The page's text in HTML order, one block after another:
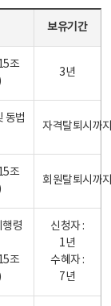
보유기간
조
3년
동법
자격탈퇴시까
조
회원탈퇴시까
령
조
신청자 :
1년
수혜자 :
7년